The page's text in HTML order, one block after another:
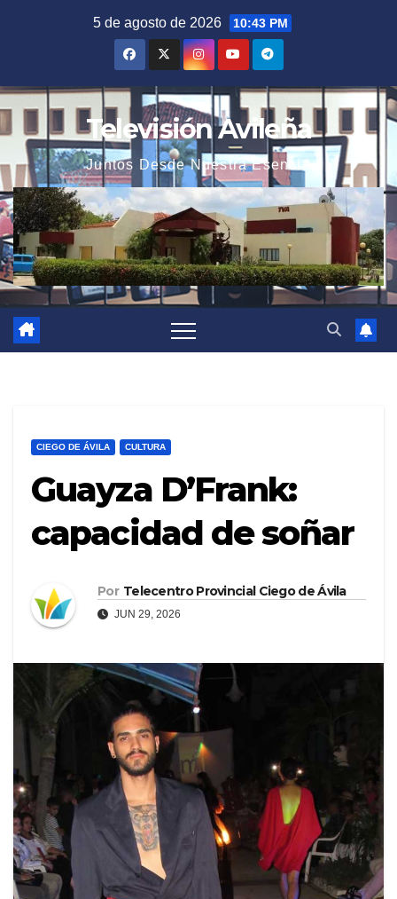
5 de agosto de 2026 10:43 PM
Televisión Avileña
Juntos Desde Nuestra Esencia
CIEGO DE ÁVILA CULTURA
Guayza D’Frank:
capacidad de soñar
Por Telecentro Provincial Ciego de Ávila
JUN 29, 2026